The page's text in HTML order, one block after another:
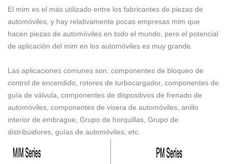
El mim es el más utilizado entre los fabricantes de piezas de
automóviles, y hay relativamente pocas empresas mim que
hacen piezas de automóviles en todo el mundo, pero el potencial
de aplicación del mim en los automóviles es muy grande.
Las aplicaciones comunes son: componentes de bloqueo de
control de encendido, rotores de turbocargador, componentes de
guía de válvula, componentes de dispositivos de frenado de
automóviles, componentes de visera de automóviles, anillo
interior de embrague, Grupo de horquillas, Grupo de
distribuidores, guías de automóviles, etc.